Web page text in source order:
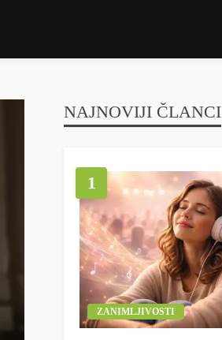
NAJNOVIJI ČLANCI
1
ZANIMLJIVOSTI